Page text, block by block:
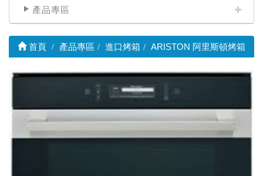
產品專區
首頁 產品專區 進口烤箱 ARISTON 阿里斯頓烤箱